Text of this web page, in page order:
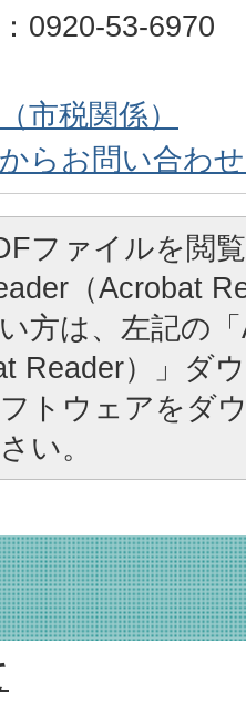
0920-53-6970
市税関係）
らお問い合わ
ファイルを閲
（Acrobat
方は、左記の
Reader）」ダ
トウェアをダ
い。